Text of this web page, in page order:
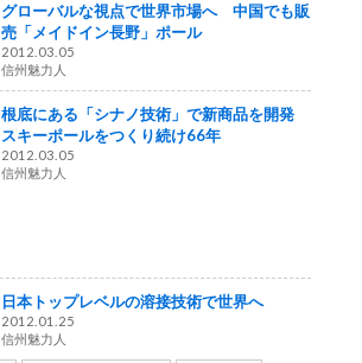
グローバルな視点で世界市場へ 中国でも販
売「メイドイン長野」ポール
2012.03.05
信州魅力人
根底にある「シナノ技術」で新商品を開発
スキーポールをつくり続け66年
2012.03.05
信州魅力人
日本トップレベルの溶接技術で世界へ
2012.01.25
信州魅力人